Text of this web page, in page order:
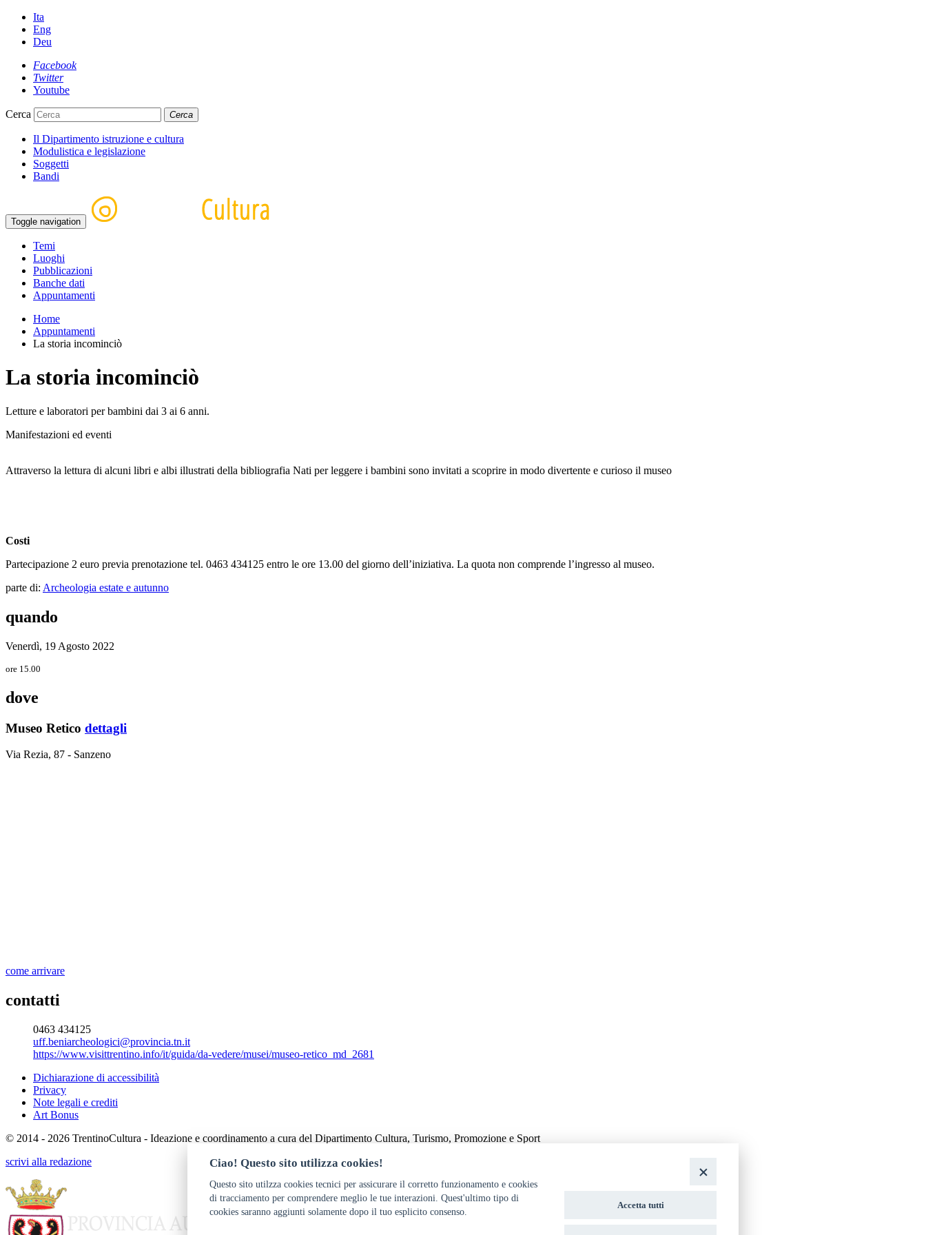
Ita
Eng
Deu
Facebook
Twitter
Youtube
Cerca Cerca
Il Dipartimento istruzione e cultura
Modulistica e legislazione
Soggetti
Bandi
Toggle navigation
Temi
Luoghi
Pubblicazioni
Banche dati
Appuntamenti
Home
Appuntamenti
La storia incominciò
La storia incominciò
Letture e laboratori per bambini dai 3 ai 6 anni.
Manifestazioni ed eventi
Attraverso la lettura di alcuni libri e albi illustrati della bibliografia Nati per leggere i bambini sono invitati a scoprire in modo divertente e curioso il museo
Costi
Partecipazione 2 euro previa prenotazione tel. 0463 434125 entro le ore 13.00 del giorno dell’iniziativa. La quota non comprende l’ingresso al museo.
parte di: Archeologia estate e autunno
quando
Venerdì, 19 Agosto 2022
ore 15.00
dove
Museo Retico dettagli
Via Rezia, 87 - Sanzeno
come arrivare
contatti
0463 434125
uff.beniarcheologici@provincia.tn.it
https://www.visittrentino.info/it/guida/da-vedere/musei/museo-retico_md_2681
Dichiarazione di accessibilità
Privacy
Note legali e crediti
Art Bonus
© 2014 - 2026 TrentinoCultura - Ideazione e coordinamento a cura del Dipartimento Cultura, Turismo, Promozione e Sport
scrivi alla redazione
Ciao! Questo sito utilizza cookies!
Questo sito utilzza cookies tecnici per assicurare il corretto funzionamento e cookies
di tracciamento per comprendere meglio le tue interazioni. Quest'ultimo tipo di
cookies saranno aggiunti solamente dopo il tuo esplicito consenso.
Accetta tutti